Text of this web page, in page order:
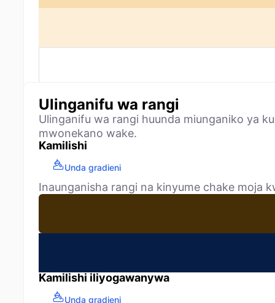
Ulinganifu wa rangi
Ulinganifu wa rangi huunda miunganiko ya
mwonekano wake.
Kamilishi
Unda gradieni
Inaunganisha rangi na kinyume chake moja
Kamilishi iliyogawanywa
Unda gradieni